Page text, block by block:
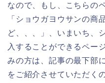
なので、もし、こちらの
「ショウガヨウサンの商
ど、、、」、いまいち、
入することができるペー
みの方は、記事の最下部
をご紹介させていただく